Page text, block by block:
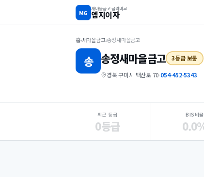
MG
새마을금고 금리비교
엠지이자
홈›새마을금고›송정새마을금고
송 송정새마을금고 3등급 보통
경북 구미시 백산로 70·054-452-5343
최근 등급
0등급
BIS비율